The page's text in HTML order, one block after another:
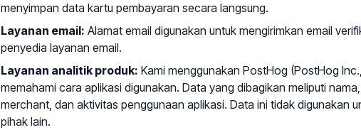
menyimpan data kartu pembayaran secara langsung.
Layanan email: Alamat email digunakan untuk mengirimkan email
penyedia layanan email.
Layanan analitik produk: Kami menggunakan PostHog (PostHog
memahami cara aplikasi digunakan. Data yang dibagikan meliputi
merchant, dan aktivitas penggunaan aplikasi. Data ini tidak digunakan
pihak lain.